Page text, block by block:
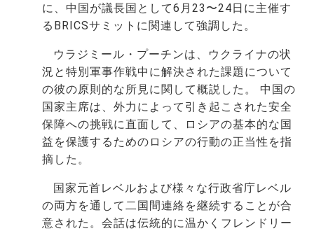
に、中国が議長国として6月23〜24日に主催す
るBRICSサミットに関連して強調した。
ウラジミール・プーチンは、ウクライナの状
況と特別軍事作戦中に解決された課題について
の彼の原則的な所見に関して概説した。 中国の
国家主席は、外力によって引き起こされた安全
保障への挑戦に直面して、ロシアの基本的な国
益を保護するためのロシアの行動の正当性を指
摘した。
国家元首レベルおよび様々な行政省庁レベル
の両方を通して二国間連絡を継続することが合
意された。会話は伝統的に温かくフレンドリー